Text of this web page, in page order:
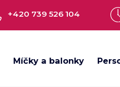
+420 739 526 104
Míčky a balonky